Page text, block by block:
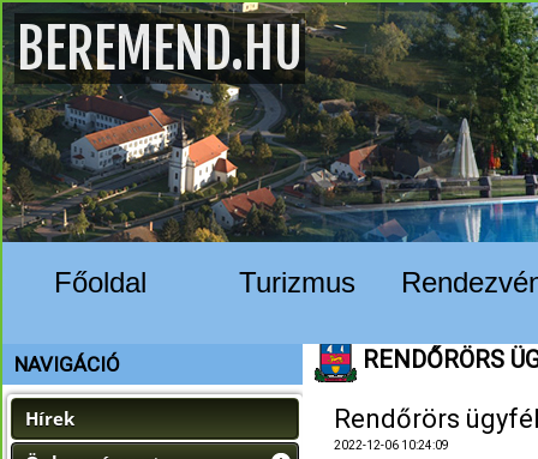
BEREMEND.HU
Főoldal Turizmus
NAVIGÁCIÓ
Hírek
RENDŐRÖRS
Rendőrörs
2022-12-06 10:24:09